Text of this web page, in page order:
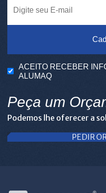
ACEITO RECEBER
ALUMAQ
Peça um
Podemos lhe oferecer a
PEDIR